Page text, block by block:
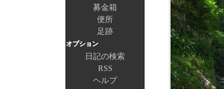
募金箱
便所
足跡
オプション
日記の検索
RSS
ヘルプ